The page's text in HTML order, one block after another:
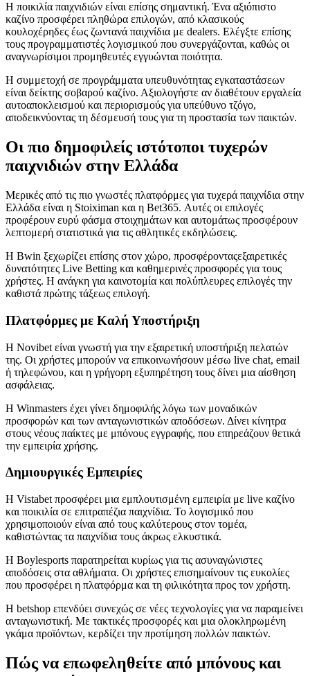
Η ποικιλία παιχνιδιών είναι επίσης σημαντική. Ένα αξιόπιστο
καζίνο προσφέρει πληθώρα επιλογών, από κλασικούς
κουλοχέρηδες έως ζωντανά παιχνίδια με dealers. Ελέγξτε επίσης
τους προγραμματιστές λογισμικού που συνεργάζονται, καθώς οι
αναγνωρίσιμοι προμηθευτές εγγυώνται ποιότητα.
Η συμμετοχή σε προγράμματα υπευθυνότητας εγκαταστάσεων
είναι δείκτης σοβαρού καζίνο. Αξιολογήστε αν διαθέτουν εργαλεία
αυτοαποκλεισμού και περιορισμούς για υπεύθυνο τζόγο,
αποδεικνύοντας τη δέσμευσή τους για τη προστασία των παικτών.
Οι πιο δημοφιλείς ιστότοποι τυχερών
παιχνιδιών στην Ελλάδα
Μερικές από τις πιο γνωστές πλατφόρμες για τυχερά παιχνίδια στην
Ελλάδα είναι η Stoiximan και η Bet365. Αυτές οι επιλογές
προφέρουν ευρύ φάσμα στοιχημάτων και αυτομάτως προσφέρουν
λεπτομερή στατιστικά για τις αθλητικές εκδηλώσεις.
Η Bwin ξεχωρίζει επίσης στον χώρο, προσφέρονταςεξαιρετικές
δυνατότητες Live Betting και καθημερινές προσφορές για τους
χρήστες. Η ανάγκη για καινοτομία και πολύπλευρες επιλογές την
καθιστά πρώτης τάξεως επιλογή.
Πλατφόρμες με Καλή Υποστήριξη
Η Novibet είναι γνωστή για την εξαιρετική υποστήριξη πελατών
της. Οι χρήστες μπορούν να επικοινωνήσουν μέσω live chat, email
ή τηλεφώνου, και η γρήγορη εξυπηρέτηση τους δίνει μια αίσθηση
ασφάλειας.
Η Winmasters έχει γίνει δημοφιλής λόγω των μοναδικών
προσφορών και των ανταγωνιστικών αποδόσεων. Δίνει κίνητρα
στους νέους παίκτες με μπόνους εγγραφής, που επηρεάζουν θετικά
την εμπειρία χρήσης.
Δημιουργικές Εμπειρίες
Η Vistabet προσφέρει μια εμπλουτισμένη εμπειρία με live καζίνο
και ποικιλία σε επιτραπέζια παιχνίδια. Το λογισμικό που
χρησιμοποιούν είναι από τους καλύτερους στον τομέα,
καθιστώντας τα παιχνίδια τους άκρως ελκυστικά.
Η Boylesports παρατηρείται κυρίως για τις ασυναγώνιστες
αποδόσεις στα αθλήματα. Οι χρήστες επισημαίνουν τις ευκολίες
που προσφέρει η πλατφόρμα και τη φιλικότητα προς τον χρήστη.
Η betshop επενδύει συνεχώς σε νέες τεχνολογίες για να παραμείνει
ανταγωνιστική. Με τακτικές προσφορές και μια ολοκληρωμένη
γκάμα προϊόντων, κερδίζει την προτίμηση πολλών παικτών.
Πώς να επωφεληθείτε από μπόνους και